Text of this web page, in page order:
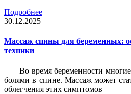
Подробнее
30.12.2025
Массаж спины для беременных:
техники
Во время беременности
болями в спине. Массаж может
облегчения этих симптомов